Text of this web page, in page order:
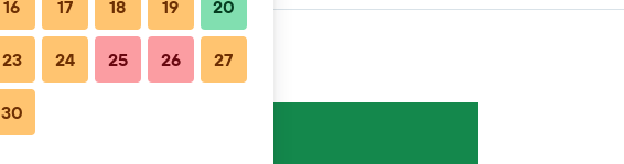
16 17 18 19 20
23 24 25 26 27
30